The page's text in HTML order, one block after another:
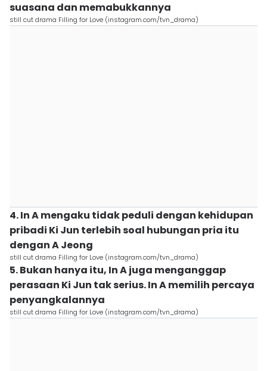
suasana dan memabukkannya
still cut drama Filling for Love (instagram.com/tvn_drama)
4. In A mengaku tidak peduli dengan kehidupan
pribadi Ki Jun terlebih soal hubungan pria itu
dengan A Jeong
still cut drama Filling for Love (instagram.com/tvn_drama)
5. Bukan hanya itu, In A juga menganggap
perasaan Ki Jun tak serius. In A memilih percaya
penyangkalannya
still cut drama Filling for Love (instagram.com/tvn_drama)